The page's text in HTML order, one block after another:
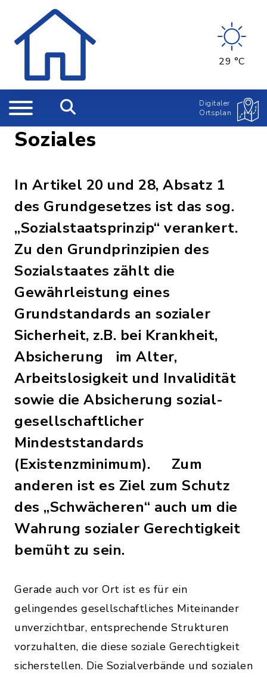
29 °C
Digitaler
Ortsplan
Soziales
In Artikel 20 und 28, Absatz 1
des Grundgesetzes ist das sog.
„Sozialstaatsprinzip“ verankert.
Zu den Grundprinzipien des
Sozialstaates zählt die
Gewährleistung eines
Grundstandards an sozialer
Sicherheit, z.B. bei Krankheit,
Absicherung im Alter,
Arbeitslosigkeit und Invalidität
sowie die Absicherung sozial-
gesellschaftlicher
Mindeststandards
(Existenzminimum). Zum
anderen ist es Ziel zum Schutz
des „Schwächeren“ auch um die
Wahrung sozialer Gerechtigkeit
bemüht zu sein.
Gerade auch vor Ort ist es für ein
gelingendes gesellschaftliches Miteinander
unverzichtbar, entsprechende Strukturen
vorzuhalten, die diese soziale Gerechtigkeit
sicherstellen. Die Sozialverbände und sozialen